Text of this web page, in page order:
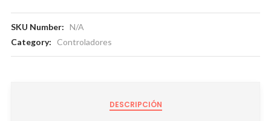
SKU Number: N/A
Category:
Controladores
DESCRIPCIÓN